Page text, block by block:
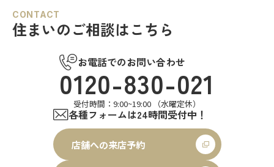
CONTACT
住まいのご相談はこちら
お電話でのお問い合わせ
0120-830-021
受付時間：9:00~19:00 （水曜定休）
各種フォームは24時間受付中！
店舗への来店予約